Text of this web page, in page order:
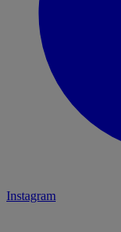
Instagram